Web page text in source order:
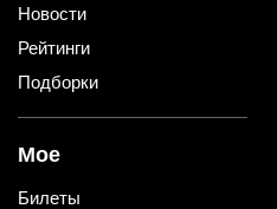
Новости
Рейтинги
Подборки
Мое
Билеты